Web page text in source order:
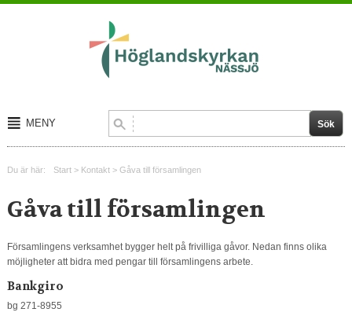
MENY
Kontakt
Du är här: Start> Kontakt> Gåva till församlingen
Gåva till församlingen
Församlingens verksamhet bygger helt på frivilliga gåvor. Nedan finns olika
möjligheter att bidra med pengar till församlingens arbete.
Bankgiro
bg 271-8955